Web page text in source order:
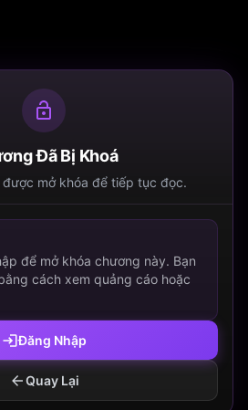
Đã Bị Khoá
mở khóa để tiếp tục đọc.
để mở khóa chương này. Bạn
cách xem quảng cáo hoặc
Đăng Nhập
Quay Lại